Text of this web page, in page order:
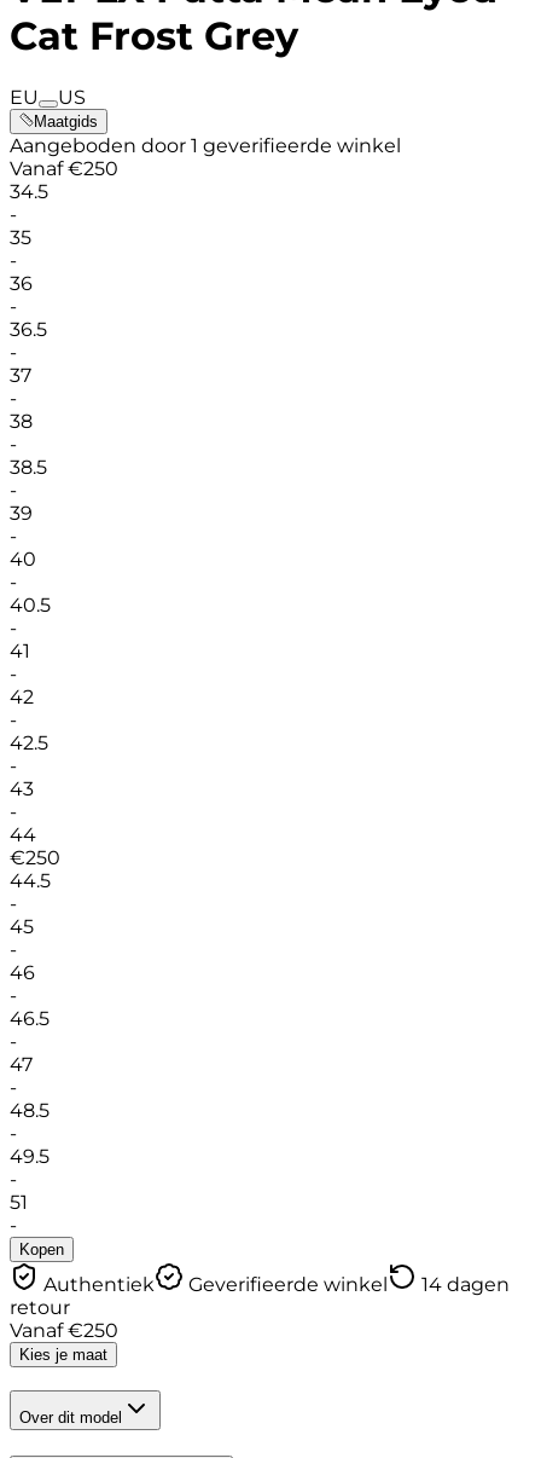
Cat Frost Grey
EU US
Maatgids
Aangeboden door 1 geverifieerde winkel
Vanaf €250
34.5
-
35
-
36
-
36.5
-
37
-
38
-
38.5
-
39
-
40
-
40.5
-
41
-
42
-
42.5
-
43
-
44
€250
44.5
-
45
-
46
-
46.5
-
47
-
48.5
-
49.5
-
51
-
Kopen
Authentiek Geverifieerde winkel
14 dagen
retour
Vanaf€250
Kies je maat
Over dit model